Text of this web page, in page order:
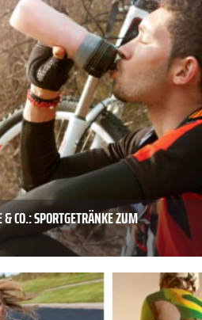
CO.: SPORTGETRÄNKE ZUM